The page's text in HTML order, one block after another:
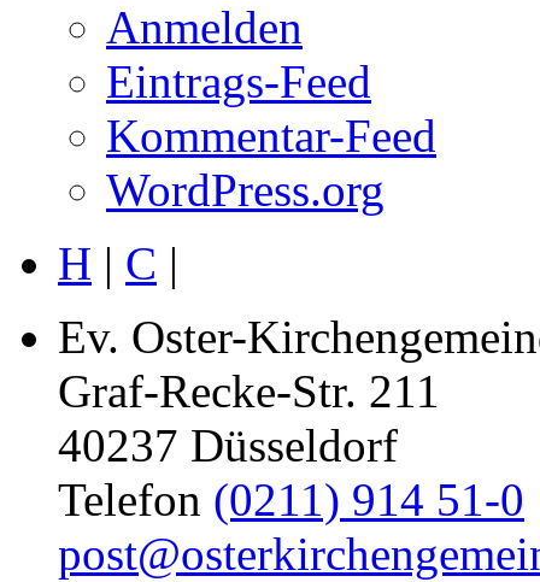
Anmelden
Eintrags-Feed
Kommentar-Feed
WordPress.org
H | C |
Ev. Oster-
Graf-Recke-Str. 211
40237 Düsseldorf
Telefon (0211) 914 51-0